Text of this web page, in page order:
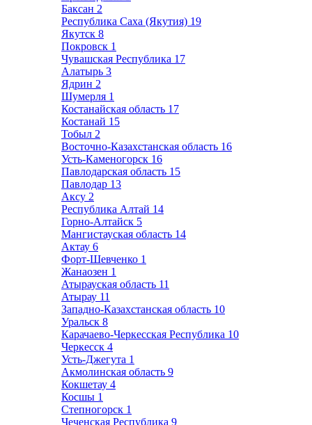
Баксан 2
Республика Саха (Якутия) 19
Якутск 8
Покровск 1
Чувашская Республика 17
Алатырь 3
Ядрин 2
Шумерля 1
Костанайская область 17
Костанай 15
Тобыл 2
Восточно-Казахстанская область 16
Усть-Каменогорск 16
Павлодарская область 15
Павлодар 13
Аксу 2
Республика Алтай 14
Горно-Алтайск 5
Мангистауская область 14
Актау 6
Форт-Шевченко 1
Жанаозен 1
Атырауская область 11
Атырау 11
Западно-Казахстанская область 10
Уральск 8
Карачаево-Черкесская Республика 10
Черкесск 4
Усть-Джегута 1
Акмолинская область 9
Кокшетау 4
Косшы 1
Степногорск 1
Чеченская Республика 9